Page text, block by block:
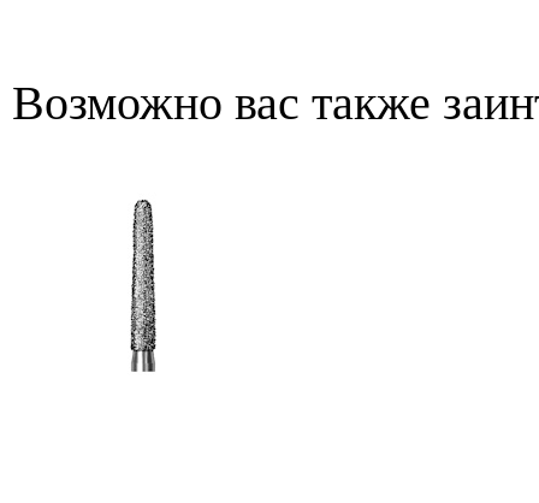
Возможно вас также